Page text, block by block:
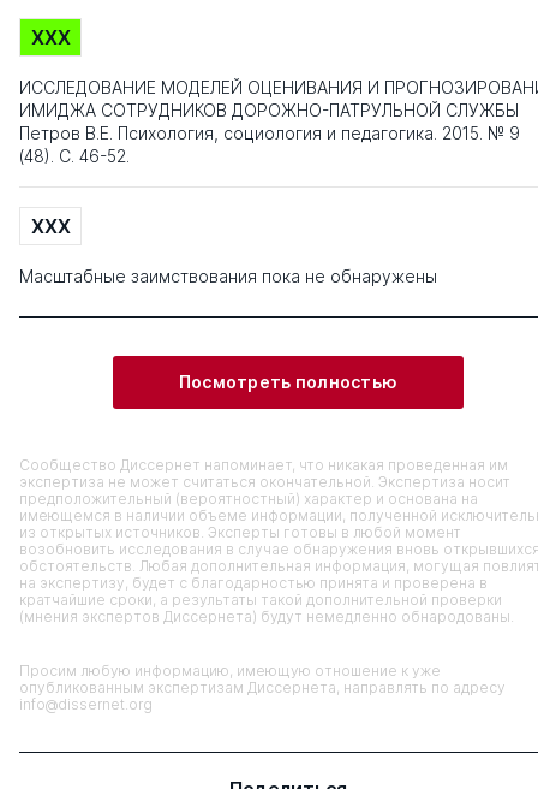
XXX
ИССЛЕДОВАНИЕ МОДЕЛЕЙ ОЦЕНИВАНИЯ И
ИМИДЖА СОТРУДНИКОВ ДОРОЖНО-ПАТРУЛЬНОЙ СЛУЖБЫ
Петров В.Е. Психология, социология и педагогика. 2015. № 9
(48). С. 46-52.
XXX
Масштабные заимствования пока не обнаружены
Посмотреть полностью
Сообщество Диссернет напоминает, что никакая проведенная им
экспертиза не может считаться окончательной. Экспертиза носит
предположительный (вероятностный) характер и основана на
имеющемся в наличии объеме информации, полученной
из открытых источников. Эксперты готовы в любой момент
возобновить исследования в случае обнаружения вновь
обстоятельств. Любая дополнительная информация, могущая
на экспертизу, будет с благодарностью принята и проверена в
кратчайшие сроки, а результаты такой дополнительной проверки
(мнения экспертов Диссернета) будут немедленно обнародованы.
Просим любую информацию, имеющую отношение к уже
опубликованным экспертизам Диссернета, направлять по адресу
info@dissernet.org